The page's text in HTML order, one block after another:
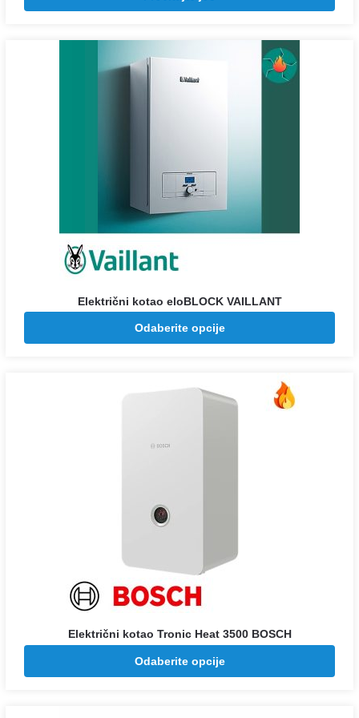
Električni kotao eloBLOCK VAILLANT
112.776RSD – 143.784
cena:
112.776 rsd
143.784 rsd
Odaberite opcije
Električni kotao Tronic Heat 3500 BOSCH
98.888RSD – 128.921
cena:
Odaberite opcije